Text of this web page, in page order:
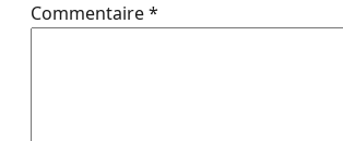
Commentaire*